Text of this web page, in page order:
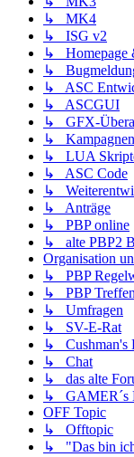
↳ MK4
↳ ISG v2
↳ Homepage
↳
↳ ASC
↳ ASCGUI
↳ GFX-
↳ Kampagnen
↳ LUA
↳ ASC Code
↳
↳ Anträge
↳ PBP online
↳ alte PBP2
Organisation
↳ PBP
↳ PBP
↳ Umfragen
↳ SV-E-Rat
↳ Cushman's
↳ Chat
↳ das alte
↳ GAMER´s
OFF Topic
↳ Offtopic
↳ "Das bin